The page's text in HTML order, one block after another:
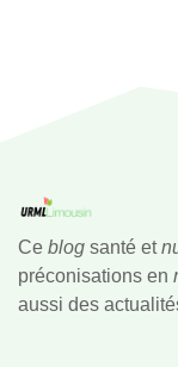
Ce blog santé et
préconisations en
aussi des